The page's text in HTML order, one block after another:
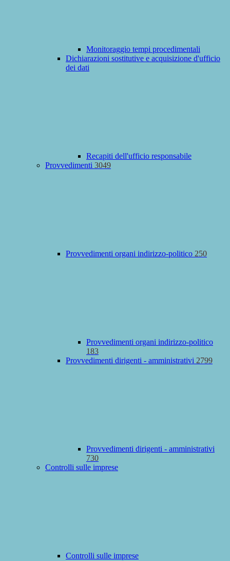
Monitoraggio tempi procedimentali
Dichiarazioni sostitutive e acquisizione d'ufficio
dei dati
Recapiti dell'ufficio responsabile
Provvedimenti 3049
Provvedimenti organi indirizzo-politico 250
Provvedimenti organi indirizzo-politico
183
Provvedimenti dirigenti - amministrativi 2799
Provvedimenti dirigenti - amministrativi
730
Controlli sulle imprese
Controlli sulle imprese